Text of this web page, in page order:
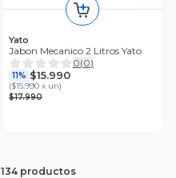
Yato
Jabon Mecanico 2 Litros Yato
0(0)
11% $15.990
($15.990 x un)
$17.990
134 productos